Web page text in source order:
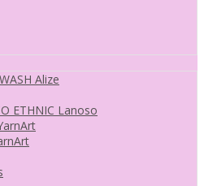
Alize
ETHNIC Lanoso